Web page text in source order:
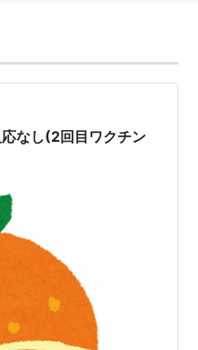
なし(2回目ワクチン